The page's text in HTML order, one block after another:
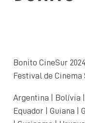
Bonito CineSur 2024
Festival de
Argentina | Bolívia
Equador | Guiana |